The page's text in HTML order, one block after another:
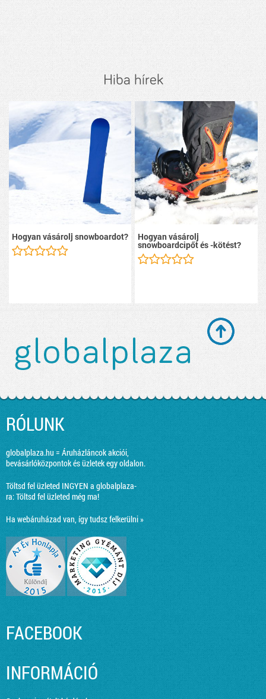
Hiba hírek
Hogyan vásárolj snowboardot? Hogyan vásárolj
snowboardcipőt és -kötést?
RÓLUNK
globalplaza.hu = Áruházláncok akciói,
bevásárlóközpontok és üzletek egy oldalon.
Töltsd fel üzleted INGYEN a globalplaza-
ra:Töltsd fel üzleted még ma!
Ha webáruházad van, így tudsz felkerülni »
FACEBOOK
INFORMÁCIÓ